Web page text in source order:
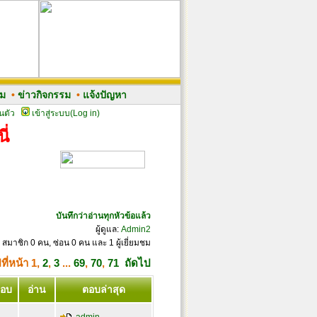
• ข่าวกิจกรรม• แจ้งปัญหา
ตัว เข้าสู่ระบบ(Log in)
บันทึกว่าอ่านทุกหัวข้อแล้ว
ผู้ดูแล: Admin2
มาชิก 0 คน, ซ่อน 0 คน และ 1 ผู้เยี่ยมชม
หน้า 1, 2, 3... 69, 70, 71 ถัดไป
บ อ่าน ตอบล่าสุด